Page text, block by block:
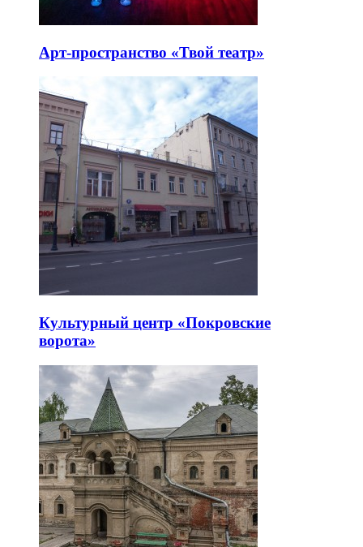
Арт-пространство «Твой театр»
Культурный центр «Покровские
ворота»